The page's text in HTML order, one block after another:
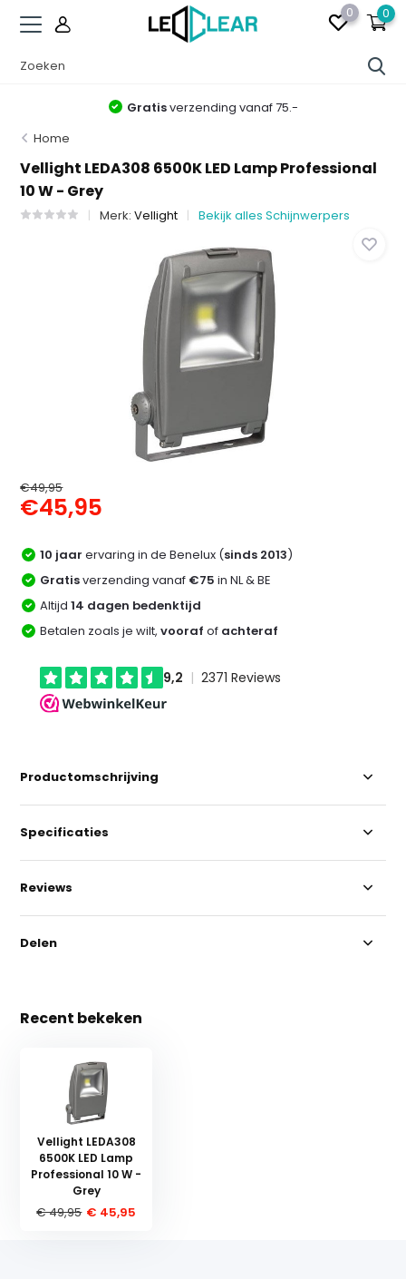
0 0
Gratisverzending vanaf 75.-
Home
Vellight LEDA308 6500K LED Lamp Professional
10 W - Grey
Merk:Vellight Bekijk alles Schijnwerpers
€49,95
€45,95
10 jaar ervaring in de Benelux (sinds 2013)
Gratisverzending vanaf €75 in NL & BE
Altijd14 dagen bedenktijd
Betalen zoals je wilt,vooraf of achteraf
Productomschrijving
Specificaties
Reviews
Delen
Recent bekeken
Vellight LEDA308
6500K LED Lamp
Professional 10 W -
Grey
€ 49,95 € 45,95